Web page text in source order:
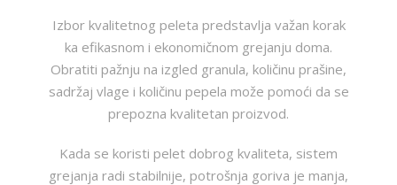
Izbor kvalitetnog peleta predstavlja važan korak
ka efikasnom i ekonomičnom grejanju doma.
Obratiti pažnju na izgled granula, količinu prašine,
sadržaj vlage i količinu pepela može pomoći da se
prepozna kvalitetan proizvod.
Kada se koristi pelet dobrog kvaliteta, sistem
grejanja radi stabilnije, potrošnja goriva je manja,